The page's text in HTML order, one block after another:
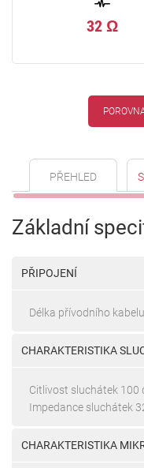
32 Ω
PŘEHLED
Základní
PŘIPOJENÍ
Délka přívodního
CHARAKTERISTIKA
Citlivost sluchátek 100
Impedance sluchátek
CHARAKTERISTIKA